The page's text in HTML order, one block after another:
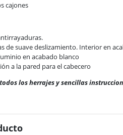
cajones
de suave deslizamiento. Interior en
en acabado blanco
a la pared para el cabecero
los herrajes y sencillas